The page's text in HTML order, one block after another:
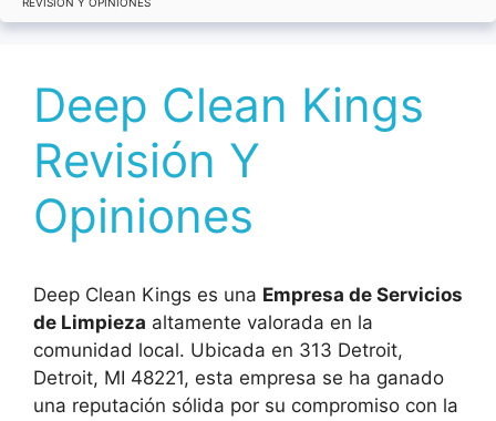
Deep Clean Kings
Revisión Y
Opiniones
Deep Clean Kings es una Empresa de Servicios
de Limpieza altamente valorada en la
comunidad local. Ubicada en 313 Detroit,
Detroit, MI 48221, esta empresa se ha ganado
una reputación sólida por su compromiso con la